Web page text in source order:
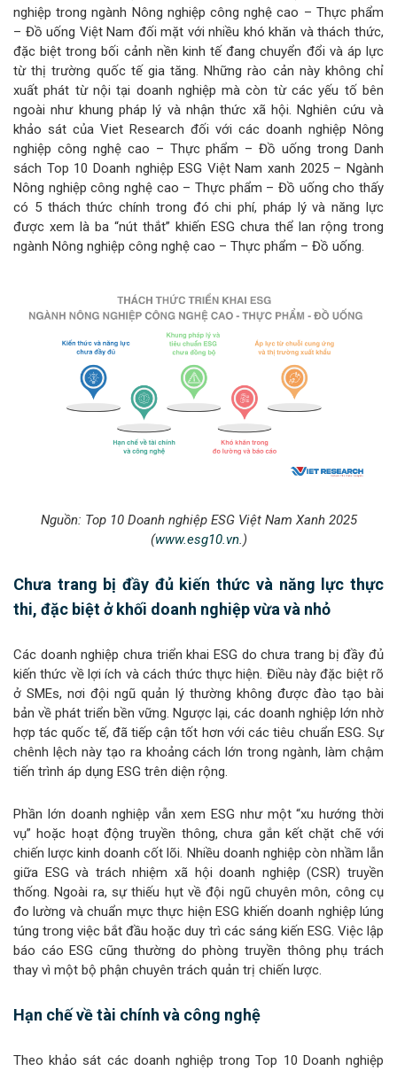
nghiệp trong ngành Nông nghiệp công nghệ cao – Thực phẩm
– Đồ uống Việt Nam đối mặt với nhiều khó khăn và thách thức,
đặc biệt trong bối cảnh nền kinh tế đang chuyển đổi và áp lực
từ thị trường quốc tế gia tăng. Những rào cản này không chỉ
xuất phát từ nội tại doanh nghiệp mà còn từ các yếu tố bên
ngoài như khung pháp lý và nhận thức xã hội. Nghiên cứu và
khảo sát của Viet Research đối với các doanh nghiệp Nông
nghiệp công nghệ cao – Thực phẩm – Đồ uống trong Danh
sách Top 10 Doanh nghiệp ESG Việt Nam xanh 2025 – Ngành
Nông nghiệp công nghệ cao – Thực phẩm – Đồ uống cho thấy
có 5 thách thức chính trong đó chi phí, pháp lý và năng lực
được xem là ba “nút thắt” khiến ESG chưa thể lan rộng trong
ngành Nông nghiệp công nghệ cao – Thực phẩm – Đồ uống.
Nguồn: Top 10 Doanh nghiệp ESG Việt Nam Xanh 2025
(www.esg10.vn.)
Chưa trang bị đầy đủ kiến thức và năng lực thực
thi, đặc biệt ở khối doanh nghiệp vừa và nhỏ
Các doanh nghiệp chưa triển khai ESG do chưa trang bị đầy đủ
kiến thức về lợi ích và cách thức thực hiện. Điều này đặc biệt rõ
ở SMEs, nơi đội ngũ quản lý thường không được đào tạo bài
bản về phát triển bền vững. Ngược lại, các doanh nghiệp lớn nhờ
hợp tác quốc tế, đã tiếp cận tốt hơn với các tiêu chuẩn ESG. Sự
chênh lệch này tạo ra khoảng cách lớn trong ngành, làm chậm
tiến trình áp dụng ESG trên diện rộng.
Phần lớn doanh nghiệp vẫn xem ESG như một “xu hướng thời
vụ” hoặc hoạt động truyền thông, chưa gắn kết chặt chẽ với
chiến lược kinh doanh cốt lõi. Nhiều doanh nghiệp còn nhầm lẫn
giữa ESG và trách nhiệm xã hội doanh nghiệp (CSR) truyền
thống. Ngoài ra, sự thiếu hụt về đội ngũ chuyên môn, công cụ
đo lường và chuẩn mực thực hiện ESG khiến doanh nghiệp lúng
túng trong việc bắt đầu hoặc duy trì các sáng kiến ESG. Việc lập
báo cáo ESG cũng thường do phòng truyền thông phụ trách
thay vì một bộ phận chuyên trách quản trị chiến lược.
Hạn chế về tài chính và công nghệ
Theo khảo sát các doanh nghiệp trong Top 10 Doanh nghiệp